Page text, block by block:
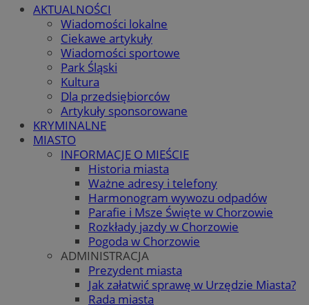
AKTUALNOŚCI
Wiadomości lokalne
Ciekawe artykuły
Wiadomości sportowe
Park Śląski
Kultura
Dla przedsiębiorców
Artykuły sponsorowane
KRYMINALNE
MIASTO
INFORMACJE O MIEŚCIE
Historia miasta
Ważne adresy i telefony
Harmonogram wywozu odpadów
Parafie i Msze Święte w Chorzowie
Rozkłady jazdy w Chorzowie
Pogoda w Chorzowie
ADMINISTRACJA
Prezydent miasta
Jak załatwić sprawę w Urzędzie Miasta?
Rada miasta